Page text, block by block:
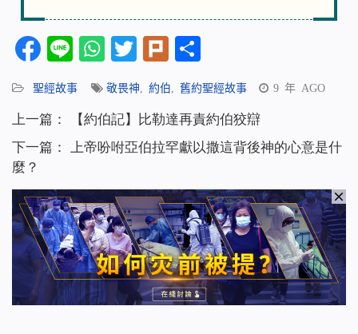
Facebook
LineWhatsApp
Twitter
Plurk
享
聖經故事 敬畏神 約伯 舊約聖經故事 9 年 AGO
上一篇：
【約伯記】比勒達再責約伯狡辯
下一篇： 上帝吩咐亞伯拉罕獻以撒這背後神的心意是什
麼？